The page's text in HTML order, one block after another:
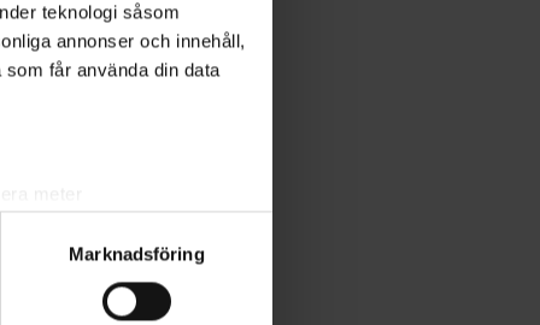
teknologi såsom
annonser och innehåll,
får använda din data
meter
. Du kan ändra
Marknadsföring